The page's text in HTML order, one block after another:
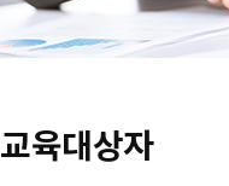
교육대상자